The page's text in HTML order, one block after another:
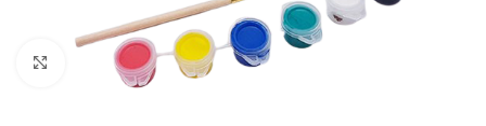
Vaata pilti